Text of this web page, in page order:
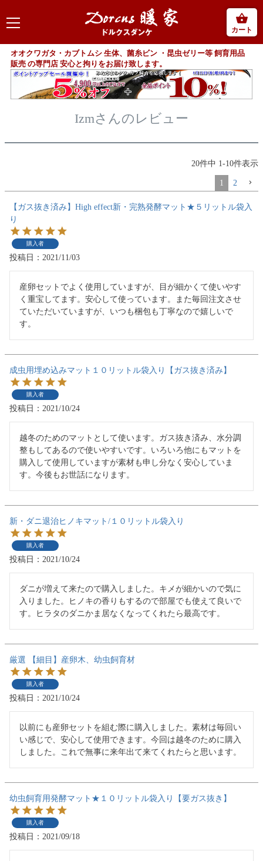
カート
オオクワガタ・カブトムシ 生体、菌糸ビン ・昆虫ゼリー等 飼育用品
販売 の専門店 安心と拘りをお届け致します。
Izmさんのレビュー
20件中 1 -10件表示
1 2
【ガス抜き済み】High effect新・完熟発酵マット★５リットル袋入
り
購入者
投稿日 2021/11/03
産卵セットでよく使用していますが、目が細かくて使いやす
く重宝してます。安心して使っています。また毎回注文させ
ていただいていますが、いつも梱包も丁寧なので嬉しいで
す。
成虫用埋め込みマット１０リットル袋入り【ガス抜き済み】
購入者
投稿日 2021/10/24
越冬のためのマットとして使います。ガス抜き済み、水分調
整もしてあるので使いやすいです。いろいろ他にもマットを
購入して使用していますが素材も申し分なく安心していま
す。今後もお世話になります。
新・ダニ退治ヒノキマット/１０リットル袋入り
購入者
投稿日 2021/10/24
ダニが増えて来たので購入しました。キメが細かいので気に
入りました。ヒノキの香りもするので部屋でも使えて良いで
す。ヒラタのダニかま居なくなってくれたら最高です。
厳選 【細目】産卵木、幼虫飼育材
購入者
投稿日 2021/10/24
以前にも産卵セットを組む際に購入しました。素材は毎回い
い感じで、安心して使用できます。今回は越冬のために購入
しました。これで無事に来年出て来てくれたらと思います。
幼虫飼育用発酵マット★１０リットル袋入り【要ガス抜き】
購入者
投稿日 2021/09/18